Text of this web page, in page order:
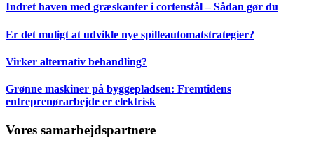
Indret haven med græskanter i cortenstål – Sådan gør du
Er det muligt at udvikle nye spilleautomatstrategier?
Virker alternativ behandling?
Grønne maskiner på byggepladsen: Fremtidens
entreprenørarbejde er elektrisk
Vores samarbejdspartnere